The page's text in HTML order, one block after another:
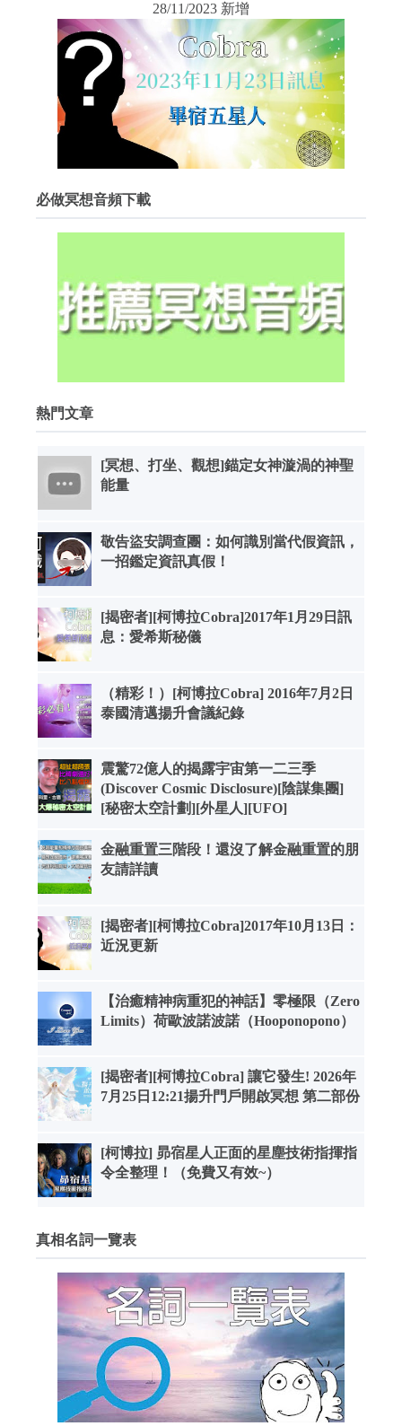
28/11/2023 新增
必做冥想音頻下載
熱門文章
[冥想、打坐、觀想]錨定女神漩渦的神聖
能量
敬告盜安調查團：如何識別當代假資訊，
一招鑑定資訊真假！
[揭密者][柯博拉Cobra]2017年1月29日訊
息：愛希斯秘儀
（精彩！）[柯博拉Cobra] 2016年7月2日
泰國清邁揚升會議紀錄
震驚72億人的揭露宇宙第一二三季
(Discover Cosmic Disclosure)[陰謀集團]
[秘密太空計劃][外星人][UFO]
金融重置三階段！還沒了解金融重置的朋
友請詳讀
[揭密者][柯博拉Cobra]2017年10月13日：
近況更新
【治癒精神病重犯的神話】零極限（Zero
Limits）荷歐波諾波諾（Hooponopono）
[揭密者][柯博拉Cobra] 讓它發生! 2026年
7月25日12:21揚升門戶開啟冥想 第二部份
[柯博拉] 昴宿星人正面的星塵技術指揮指
令全整理！（免費又有效~）
真相名詞一覽表